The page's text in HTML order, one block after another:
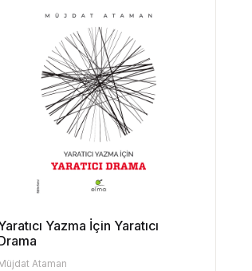
Yazma İçin Yaratıcı
Ataman